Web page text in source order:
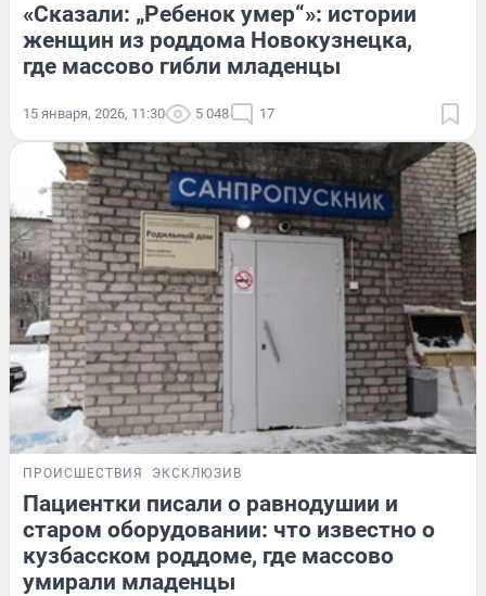
«Сказали: „Ребенок умер“»: истории
женщин из роддома Новокузнецка,
где массово гибли младенцы
15 января, 2026, 11:30 5 048 17
ПРОИСШЕСТВИЯ ЭКСКЛЮЗИВ
Пациентки писали о равнодушии и
старом оборудовании: что известно о
кузбасском роддоме, где массово
умирали младенцы